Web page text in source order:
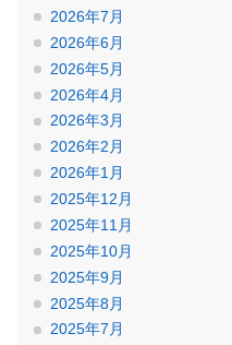
2026年7月
2026年6月
2026年5月
2026年4月
2026年3月
2026年2月
2026年1月
2025年12月
2025年11月
2025年10月
2025年9月
2025年8月
2025年7月